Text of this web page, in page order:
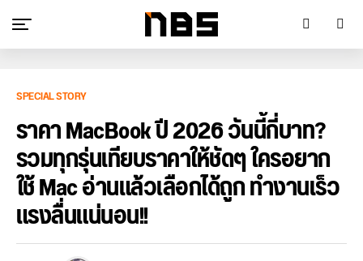
SPECIAL STORY
ราคา MacBook ปี 2026 วันนี้กี่บาท?
รวมทุกรุ่นเทียบราคาให้ชัดๆ ใครอยาก
ใช้ Mac อ่านแล้วเลือกได้ถูก ทำงานเร็ว
แรงลื่นแน่นอน!!